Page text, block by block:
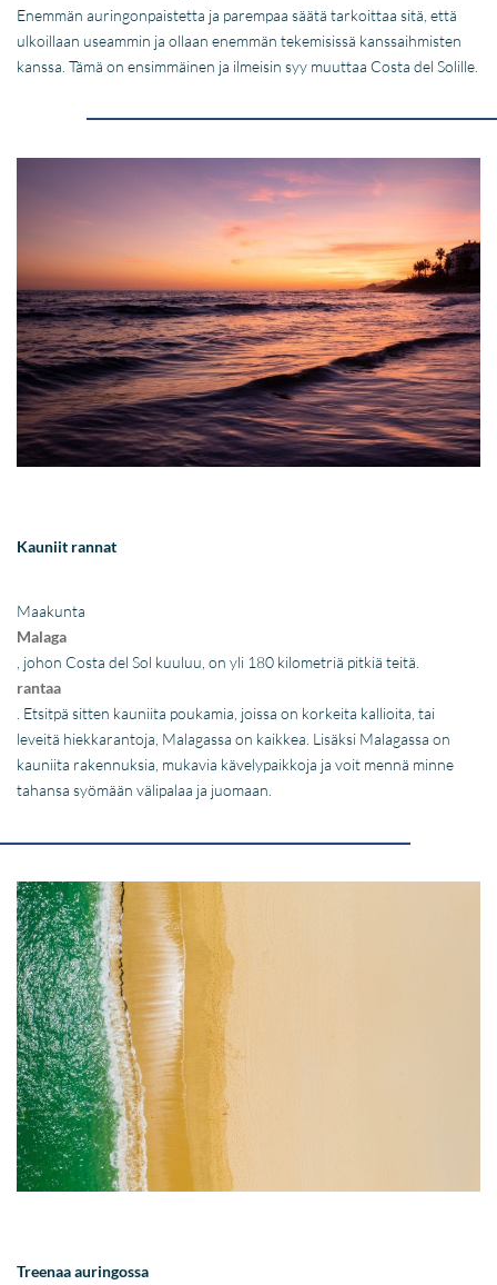
Enemmän auringonpaistetta ja parempaa säätä tarkoittaa sitä, että
ulkoillaan useammin ja ollaan enemmän tekemisissä kanssaihmisten
kanssa. Tämä on ensimmäinen ja ilmeisin syy muuttaa Costa del Solille.
Kauniit rannat
Maakunta
Malaga
, johon Costa del Sol kuuluu, on yli 180 kilometriä pitkiä teitä.
rantaa
. Etsitpä sitten kauniita poukamia, joissa on korkeita kallioita, tai
leveitä hiekkarantoja, Malagassa on kaikkea. Lisäksi Malagassa on
kauniita rakennuksia, mukavia kävelypaikkoja ja voit mennä minne
tahansa syömään välipalaa ja juomaan.
Treenaa auringossa